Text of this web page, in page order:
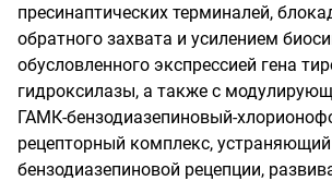
пресинаптических терминалей,
обратного захвата и усилением
обусловленного экспрессией гена
гидроксилазы, а также с
ГАМК-бензодиазепиновый-
рецепторный комплекс,
бензодиазепиновой рецепции,